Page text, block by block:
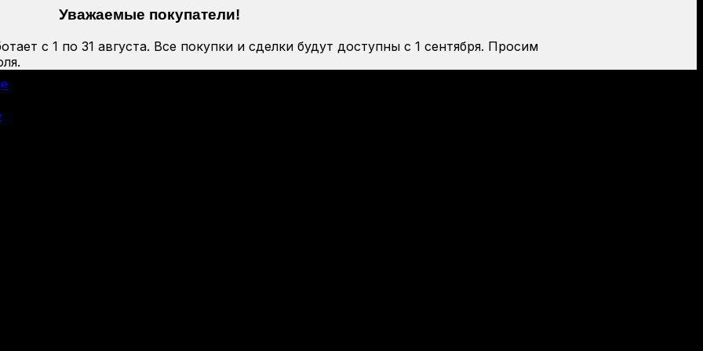
Уважаемые покупатели!
с 1 по 31 августа. Все покупки и сделки будут доступны с 1 сентября. Просим